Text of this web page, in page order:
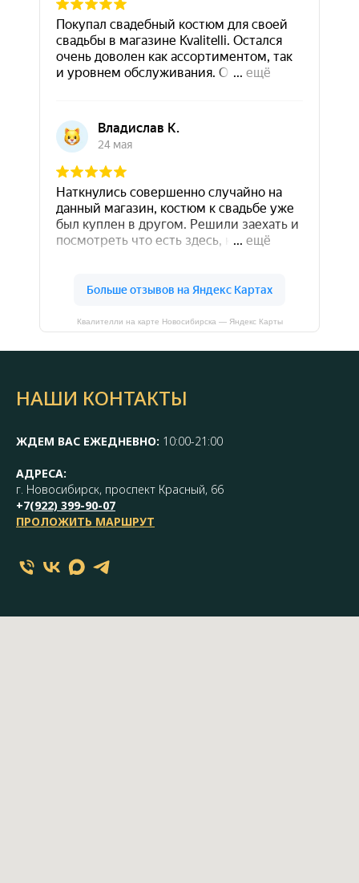
Квалителли на карте Новосибирска — Яндекс Карты
НАШИ КОНТАКТЫ
ЖДЕМ ВАС ЕЖЕДНЕВНО: 10:00-21:00
АДРЕСА:
г. Новосибирск, проспект Красный, 66
+7(922) 399-90-07
ПРОЛОЖИТЬ МАРШРУТ